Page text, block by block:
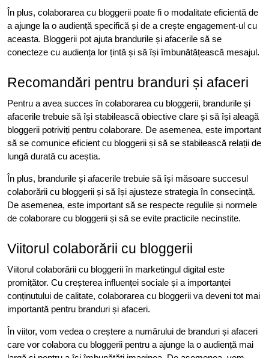
În plus, colaborarea cu bloggerii poate fi o modalitate eficientă de
a ajunge la o audiență specifică și de a crește engagement-ul cu
aceasta. Bloggerii pot ajuta brandurile și afacerile să se
conecteze cu audiența lor țintă și să își îmbunătățească mesajul.
Recomandări pentru branduri și afaceri
Pentru a avea succes în colaborarea cu bloggerii, brandurile și
afacerile trebuie să își stabilească obiective clare și să își aleagă
bloggerii potriviți pentru colaborare. De asemenea, este important
să se comunice eficient cu bloggerii și să se stabilească relații de
lungă durată cu aceștia.
În plus, brandurile și afacerile trebuie să își măsoare succesul
colaborării cu bloggerii și să își ajusteze strategia în consecință.
De asemenea, este important să se respecte regulile și normele
de colaborare cu bloggerii și să se evite practicile necinstite.
Viitorul colaborării cu bloggerii
Viitorul colaborării cu bloggerii în marketingul digital este
promițător. Cu creșterea influenței sociale și a importanței
conținutului de calitate, colaborarea cu bloggerii va deveni tot mai
importantă pentru branduri și afaceri.
În viitor, vom vedea o creștere a numărului de branduri și afaceri
care vor colabora cu bloggerii pentru a ajunge la o audiență mai